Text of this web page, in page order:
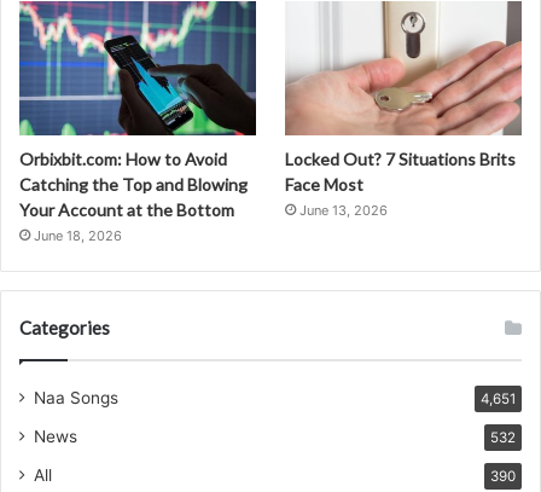
Orbixbit.com: How to Avoid
Catching the Top and Blowing
Your Account at the Bottom
June 18, 2026
Locked Out? 7 Situations Brits
Face Most
June 13, 2026
Categories
Naa Songs 4,651
News 532
All 390